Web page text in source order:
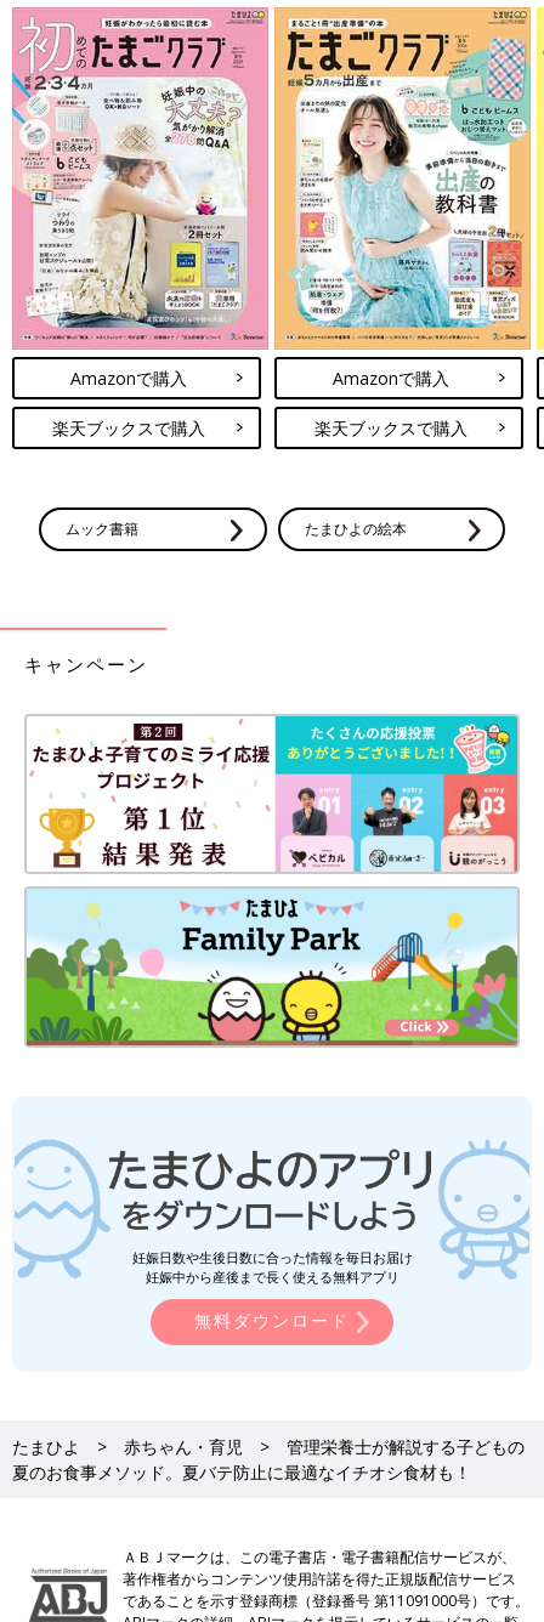
Amazonで購入
楽天ブックスで購入
Amazonで購入
楽天ブックスで購入
ムック書籍 たまひよの絵本
キャンペーン
妊娠日数や生後日数に合った情報を毎日お届け
妊娠中から産後まで長く使える無料アプリ
無料ダウンロード
たまひよ 赤ちゃん・育児
管理栄養士が解説する子どもの
夏のお食事メソッド。夏バテ防止に最適なイチオシ食材も！
ＡＢＪマークは、この電子書店・電子書籍配信サービスが、
著作権者からコンテンツ使用許諾を得た正規版配信サービス
であることを示す登録商標（登録番号 第11091000号）です。